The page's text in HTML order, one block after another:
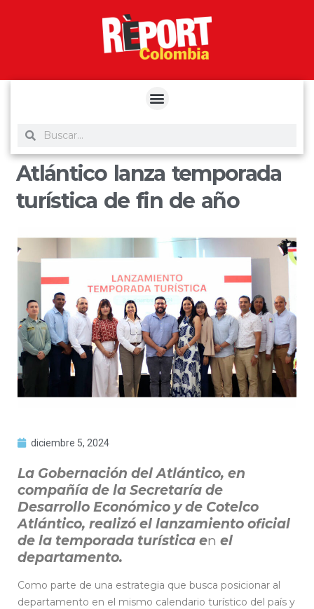
Atlántico lanza temporada
turística de fin de año
diciembre 5, 2024
La Gobernación del Atlántico, en
compañía de la Secretaría de
Desarrollo Económico y de Cotelco
Atlántico, realizó el lanzamiento oficial
de la temporada turística en el
departamento.
Como parte de una estrategia que busca posicionar al
departamento en el mismo calendario turístico del país y